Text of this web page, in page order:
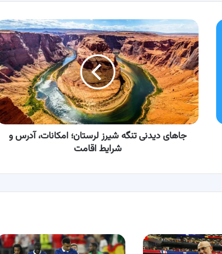
جاهای
دیدنی
تنگه
شیرز
لرستان؛
امکانات،
آدرس
و
شرایط
اقامتجاهای دیدنی تنگه شیرز لرستان؛ امکانات، آدرس و
شرایط اقامت